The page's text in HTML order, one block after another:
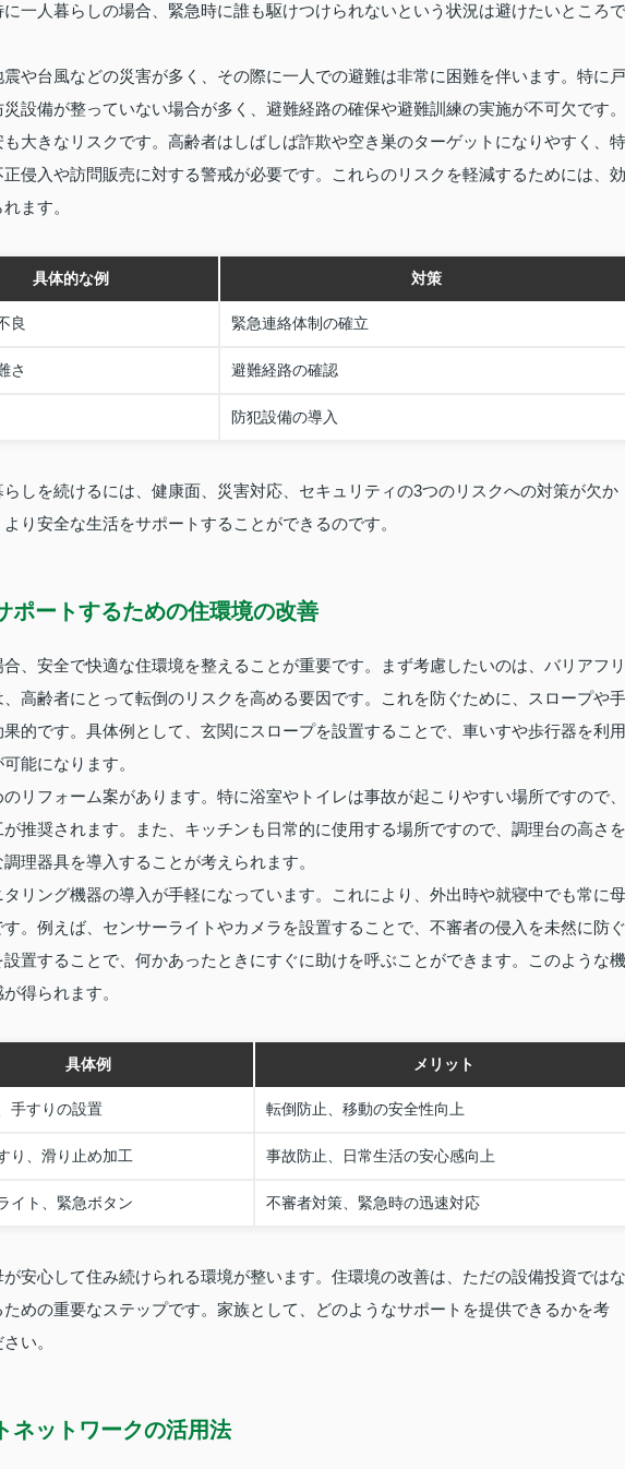
一人暮らしの場合、緊急時に誰も駆けつけられないという状況は避けたいところで
や台風などの災害が多く、その際に一人での避難は非常に困難を伴います。特に戸
設備が整っていない場合が多く、避難経路の確保や避難訓練の実施が不可欠です。
大きなリスクです。高齢者はしばしば詐欺や空き巣のターゲットになりやすく、特
侵入や訪問販売に対する警戒が必要です。これらのリスクを軽減するためには、効
ます。
具体的な例 対策
良 緊急連絡体制の確立
さ 避難経路の確認
防犯設備の導入
しを続けるには、健康面、災害対応、セキュリティの3つのリスクへの対策が欠か
り安全な生活をサポートすることができるのです。
ポートするための住環境の改善
、安全で快適な住環境を整えることが重要です。まず考慮したいのは、バリアフリ
高齢者にとって転倒のリスクを高める要因です。これを防ぐために、スロープや手
的です。具体例として、玄関にスロープを設置することで、車いすや歩行器を利用
能になります。
リフォーム案があります。特に浴室やトイレは事故が起こりやすい場所ですので、
推奨されます。また、キッチンも日常的に使用する場所ですので、調理台の高さを
理器具を導入することが考えられます。
リング機器の導入が手軽になっています。これにより、外出時や就寝中でも常に母
。例えば、センサーライトやカメラを設置することで、不審者の侵入を未然に防ぐ
置することで、何かあったときにすぐに助けを呼ぶことができます。このような機
得られます。
具体例 メリット
手すりの設置 転倒防止、移動の安全性向上
り、滑り止め加工 事故防止、日常生活の安心感向上
イト、緊急ボタン 不審者対策、緊急時の迅速対応
安心して住み続けられる環境が整います。住環境の改善は、ただの設備投資ではな
めの重要なステップです。家族として、どのようなサポートを提供できるかを考
い。
ネットワークの活用法